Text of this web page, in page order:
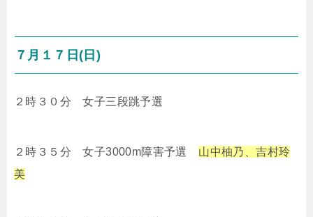
７月１７日(日)
２時３０分 女子三段跳予選
２時３５分 女子3000m障害予選 山中柚乃、吉村玲
美